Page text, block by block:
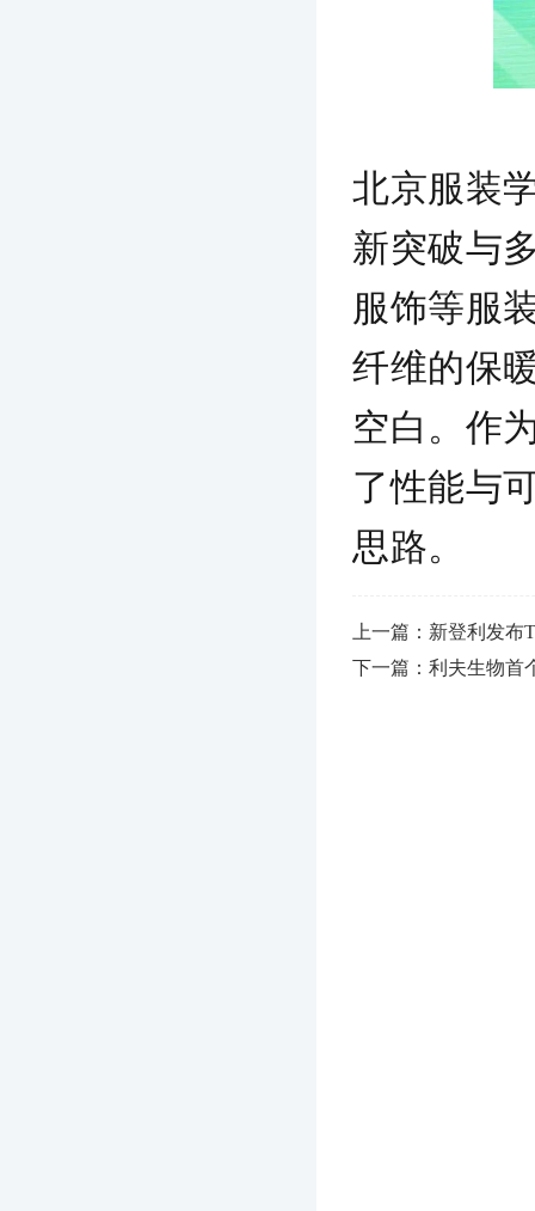
北京服装
新突破与
服饰等服
纤维的保
空白。作
了性能与
思路。
上一篇：新登利发
下一篇：利夫生物首